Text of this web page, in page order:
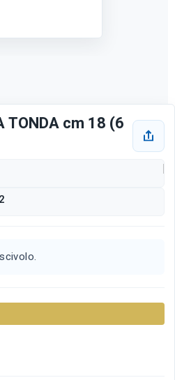
TONDA cm 18 (6